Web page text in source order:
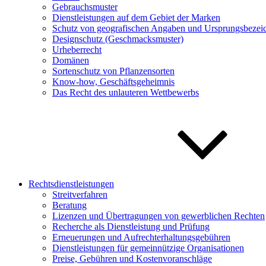
Gebrauchsmuster
Dienstleistungen auf dem Gebiet der Marken
Schutz von geografischen Angaben und
Designschutz (Geschmacksmuster)
Urheberrecht
Domänen
Sortenschutz von Pflanzensorten
Know-how, Geschäftsgeheimnis
Das Recht des unlauteren Wettbewerbs
Rechtsdienstleistungen
Streitverfahren
Beratung
Lizenzen und Übertragungen von gewerblichen Rechten
Recherche als Dienstleistung und Prüfung
Erneuerungen und Aufrechterhaltungsgebühren
Dienstleistungen für gemeinnützige Organisationen
Preise, Gebühren und Kostenvoranschläge